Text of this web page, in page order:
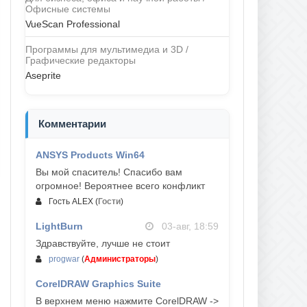
Офисные системы
VueScan Professional
Программы для мультимедиа и 3D /
Графические редакторы
Aseprite
Комментарии
ANSYS Products Win64
Вы мой спаситель! Спасибо вам
огромное! Вероятнее всего конфликт
Гость ALEX (Гости)
LightBurn
03-авг, 18:59
Здравствуйте, лучше не стоит
progwar (Администраторы)
CorelDRAW Graphics Suite
03-авг, 18:58
В верхнем меню нажмите CorelDRAW ->